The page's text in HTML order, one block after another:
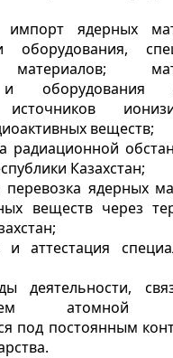
ядерных
оборудования,
и оборудования
веществ;
радиационной
Казахстан;
перевозка ядерных
веществ через
и аттестация
деятельности,
атомной
под постоянным